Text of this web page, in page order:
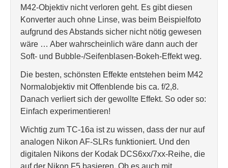
M42-Objektiv nicht verloren geht. Es gibt diesen
Konverter auch ohne Linse, was beim Beispielfoto
aufgrund des Abstands sicher nicht nötig gewesen
wäre … Aber wahrscheinlich wäre dann auch der
Soft- und Bubble-/Seifenblasen-Bokeh-Effekt weg.
Die besten, schönsten Effekte entstehen beim M42
Normalobjektiv mit Offenblende bis ca. f/2,8.
Danach verliert sich der gewollte Effekt. So oder so:
Einfach experimentieren!
Wichtig zum TC-16a ist zu wissen, dass der nur auf
analogen Nikon AF-SLRs funktioniert. Und den
digitalen Nikons der Kodak DCS6xx/7xx-Reihe, die
auf der Nikon F5 basieren. Ob es auch mit